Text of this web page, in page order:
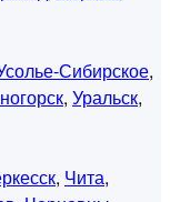
Сибирское,
, Уральск,
, Чита,